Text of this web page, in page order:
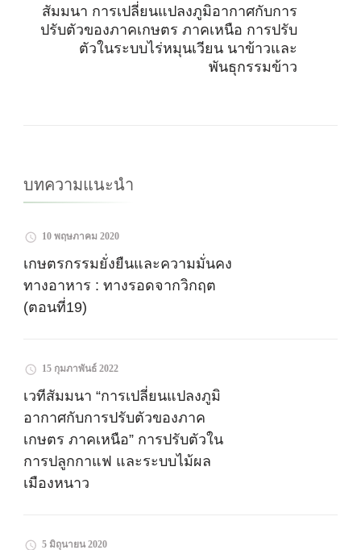
สัมมนา การเปลี่ยนแปลงภูมิอากาศกับการ
ปรับตัวของภาคเกษตร ภาคเหนือ การปรับ
ตัวในระบบไร่หมุนเวียน นาข้าวและ
พันธุกรรมข้าว
บทความแนะนำ
10 พฤษภาคม 2020
เกษตรกรรมยั่งยืนและความมั่นคง
ทางอาหาร : ทางรอดจากวิกฤต
(ตอนที่19)
15 กุมภาพันธ์ 2022
เวทีสัมมนา “การเปลี่ยนแปลงภูมิ
อากาศกับการปรับตัวของภาค
เกษตร ภาคเหนือ” การปรับตัวใน
การปลูกกาแฟ และระบบไม้ผล
เมืองหนาว
5 มิถุนายน 2020